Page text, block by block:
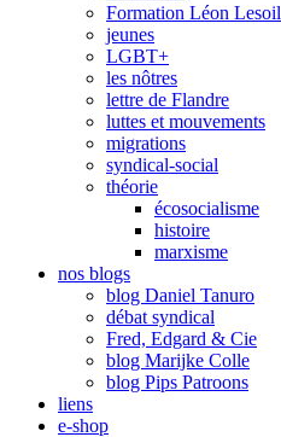
Formation Léon Lesoil
jeunes
LGBT+
les nôtres
lettre de Flandre
luttes et mouvements
migrations
syndical-social
théorie
écosocialisme
histoire
marxisme
nos blogs
blog Daniel Tanuro
débat syndical
Fred, Edgard & Cie
blog Marijke Colle
blog Pips Patroons
liens
e-shop